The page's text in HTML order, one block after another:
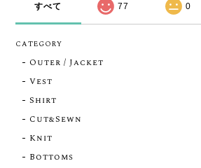
すべて 77 0
CATEGORY
Outer / Jacket
Vest
Shirt
Cut&Sewn
Knit
Bottoms